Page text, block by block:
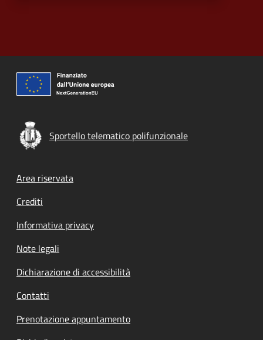
Sportello telematico polifunzionale
Footer menu
Area riservata
Crediti
Informativa privacy
Note legali
Dichiarazione di accessibilità
Contatti
Prenotazione appuntamento